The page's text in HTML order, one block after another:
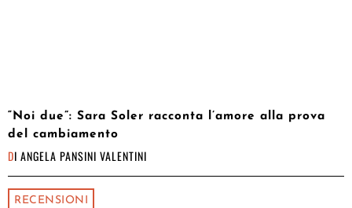
“Noi due”: Sara Soler racconta l’amore alla prova
del cambiamento
DI ANGELA PANSINI VALENTINI
RECENSIONI